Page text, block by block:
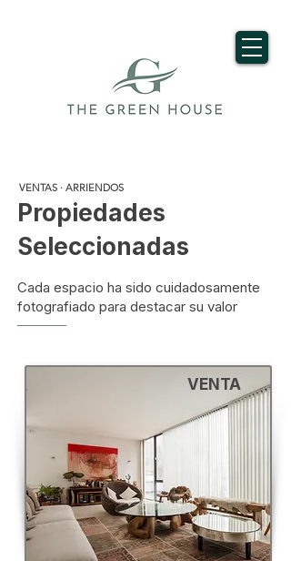
VENTAS · ARRIENDOS
Propiedades
Seleccionadas
Cada espacio ha sido cuidadosamente
fotografiado para destacar su valor
———
VENTA